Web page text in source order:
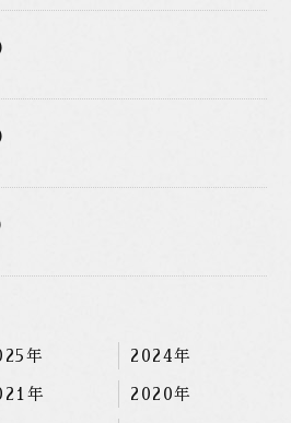
年 2024年
年 2020年